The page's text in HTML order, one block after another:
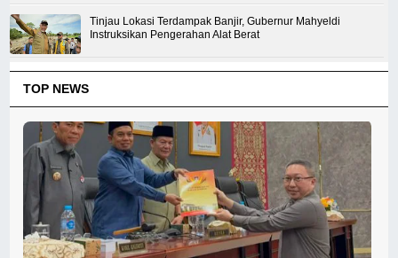
Tinjau Lokasi Terdampak Banjir, Gubernur Mahyeldi
Instruksikan Pengerahan Alat Berat
TOP NEWS